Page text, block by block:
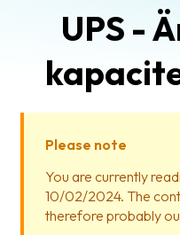
is
Fraktjakt?
UPS -
Please note
You are currently
10/02/2024. The
therefore probably